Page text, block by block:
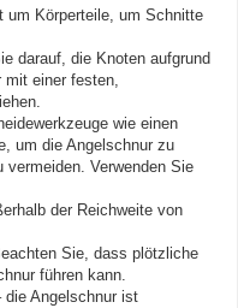
um Körperteile, um Schnitte
darauf, die Knoten aufgrund
mit einer festen,
wie einen
um die Angelschnur zu
vermeiden. Verwenden Sie
der Reichweite von
Sie, dass plötzliche
führen kann.
die Angelschnur ist